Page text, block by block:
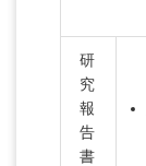
研
究
報
告
書